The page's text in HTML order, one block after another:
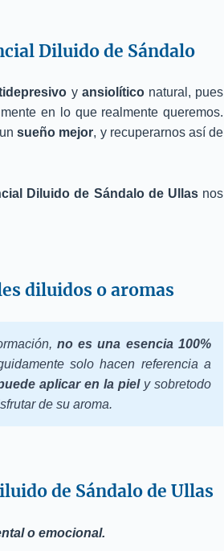
Diluido de Sándalo
y ansiolíticonatural, pues
en lo que realmente queremos.
unsueño mejor, y recuperarnos así de
Diluido de Sándalo de Ullasnos
diluidos o aromas
no es una esencia 100%
solo hacen referencia a
aplicar en la piely sobretodo
de su aroma.
de Sándalo de Ullas
o emocional.